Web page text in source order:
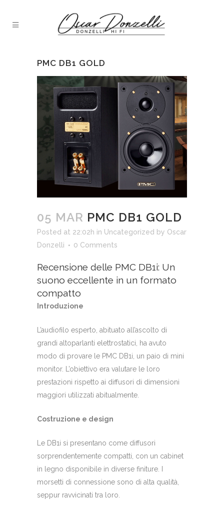
PMC DB1 GOLD
05 MAR PMC DB1 GOLD
Posted at 22:02h in Uncategorized by Oscar
Donzelli
0 Comments
Recensione delle PMC DB1i: Un
suono eccellente in un formato
compatto
Introduzione
L’audiofilo esperto, abituato all’ascolto di
grandi altoparlanti elettrostatici, ha avuto
modo di provare le PMC DB1i, un paio di mini
monitor. L’obiettivo era valutare le loro
prestazioni rispetto ai diffusori di dimensioni
maggiori utilizzati abitualmente.
Costruzione e design
Le DB1i si presentano come diffusori
sorprendentemente compatti, con un cabinet
in legno disponibile in diverse finiture. I
morsetti di connessione sono di alta qualità,
seppur ravvicinati tra loro.